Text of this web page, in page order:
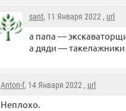
sant, 11 Января 2022 , url
а папа —
а дяди — такелажники
Anton-f, 14 Января 2022 , url
Неплохо.